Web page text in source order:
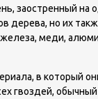
заостренный
но их
меди,
в